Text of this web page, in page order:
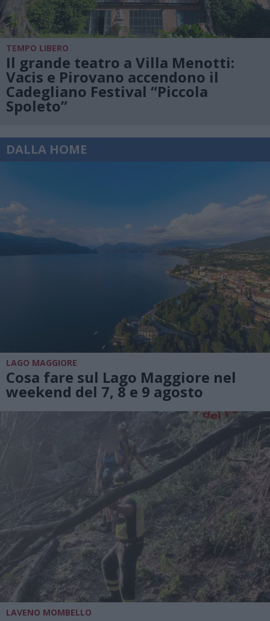
TEMPO LIBERO
Il grande teatro a Villa Menotti:
Vacis e Pirovano accendono il
Cadegliano Festival “Piccola
Spoleto”
DALLA HOME
LAGO MAGGIORE
Cosa fare sul Lago Maggiore nel
weekend del 7, 8 e 9 agosto
LAVENO MOMBELLO